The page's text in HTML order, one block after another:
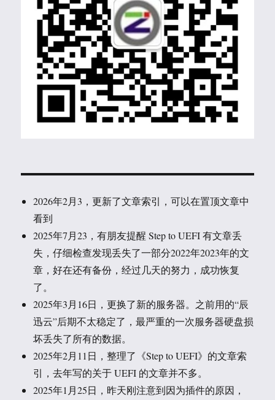
2026年2月3，更新了文章索引，可以在置顶文章中
看到
2025年7月23，有朋友提醒 Step to UEFI 有文章丢
失，仔细检查发现丢失了一部分2022年2023年的文
章，好在还有备份，经过几天的努力，成功恢复
了。
2025年3月16日，更换了新的服务器。之前用的“辰
迅云”后期不太稳定了，最严重的一次服务器硬盘损
坏丢失了所有的数据。
2025年2月11日，整理了《Step to UEFI》的文章索
引，去年写的关于 UEFI 的文章并不多。
2025年1月25日，昨天刚注意到因为插件的原因，